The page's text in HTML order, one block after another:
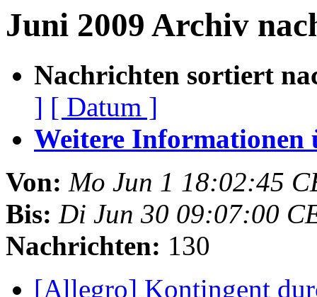
Juni 2009 Archiv
Nachrichten sortiert
] [ Datum ]
Weitere Informationen
Von: Mo Jun 1 18:02:45
Bis: Di Jun 30 09:07:00
Nachrichten: 130
[Allegro] Kontingent